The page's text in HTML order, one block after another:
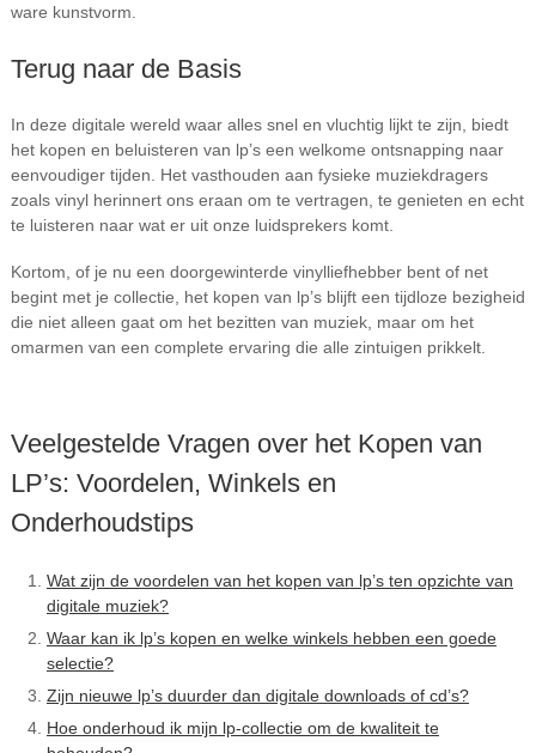
ware kunstvorm.
Terug naar de Basis
In deze digitale wereld waar alles snel en vluchtig lijkt te zijn, biedt
het kopen en beluisteren van lp’s een welkome ontsnapping naar
eenvoudiger tijden. Het vasthouden aan fysieke muziekdragers
zoals vinyl herinnert ons eraan om te vertragen, te genieten en echt
te luisteren naar wat er uit onze luidsprekers komt.
Kortom, of je nu een doorgewinterde vinylliefhebber bent of net
begint met je collectie, het kopen van lp’s blijft een tijdloze bezigheid
die niet alleen gaat om het bezitten van muziek, maar om het
omarmen van een complete ervaring die alle zintuigen prikkelt.
Veelgestelde Vragen over het Kopen van
LP’s: Voordelen, Winkels en
Onderhoudstips
Wat zijn de voordelen van het kopen van lp’s ten opzichte van
digitale muziek?
Waar kan ik lp’s kopen en welke winkels hebben een goede
selectie?
Zijn nieuwe lp’s duurder dan digitale downloads of cd’s?
Hoe onderhoud ik mijn lp-collectie om de kwaliteit te